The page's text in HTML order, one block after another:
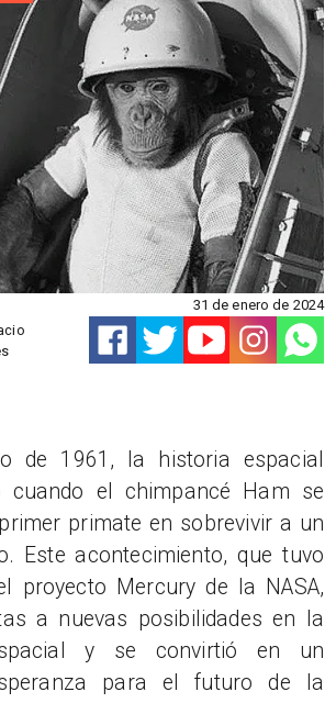
31 de enero de 2024
de 1961, la historia espacial
el chimpancé Ham se
primate en sobrevivir a un
Este acontecimiento, que tuvo
proyecto Mercury de la NASA,
a nuevas posibilidades en la
y se convirtió en un
para el futuro de la